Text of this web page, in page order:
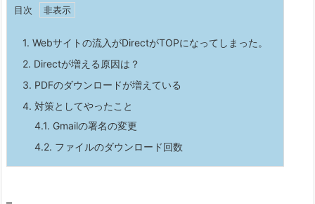
目次
1. Webサイトの流入がDirectがTOPになってしまった。
2. Directが増える原因は？
3. PDFのダウンロードが増えている
4. 対策としてやったこと
4.1. Gmailの署名の変更
4.2. ファイルのダウンロード回数